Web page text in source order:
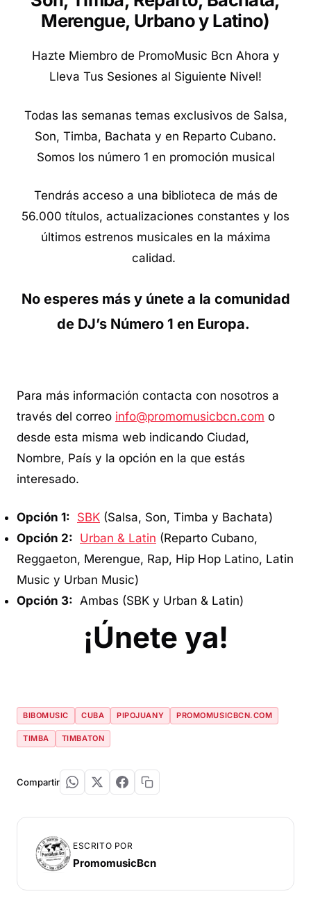
Merengue, Urbano y Latino)
Hazte Miembro de PromoMusic Bcn Ahora y
Lleva Tus Sesiones al Siguiente Nivel!
Todas las semanas temas exclusivos de Salsa,
Son, Timba, Bachata y en Reparto Cubano.
Somos los número 1 en promoción musical
Tendrás acceso a una biblioteca de más de
56.000 títulos, actualizaciones constantes y los
últimos estrenos musicales en la máxima
calidad.
No esperes más y únete a la comunidad
de DJ’s Número 1 en Europa.
Para más información contacta con nosotros a
través del correo info@promomusicbcn.com o
desde esta misma web indicando Ciudad,
Nombre, País y la opción en la que estás
interesado.
Opción 1: SBK (Salsa, Son, Timba y Bachata)
Opción 2: Urban & Latin (Reparto Cubano,
Reggaeton, Merengue, Rap, Hip Hop Latino, Latin
Music y Urban Music)
Opción 3: Ambas (SBK y Urban & Latin)
¡Únete ya!
BIBOMUSIC CUBA PIPOJUANY PROMOMUSICBCN.COM
TIMBA TIMBATON
Compartir
ESCRITO POR
PromomusicBcn